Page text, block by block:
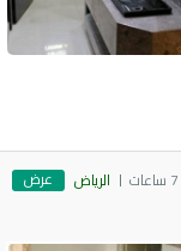
الرياض عرض